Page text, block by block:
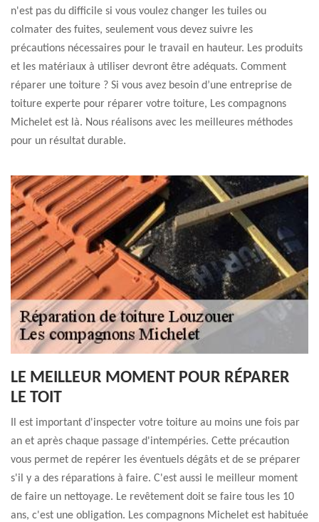
n'est pas du difficile si vous voulez changer les tuiles ou
colmater des fuites, seulement vous devez suivre les
précautions nécessaires pour le travail en hauteur. Les produits
et les matériaux à utiliser devront être adéquats. Comment
réparer une toiture ? Si vous avez besoin d’une entreprise de
toiture experte pour réparer votre toiture, Les compagnons
Michelet est là. Nous réalisons avec les meilleures méthodes
pour un résultat durable.
LE MEILLEUR MOMENT POUR RÉPARER
LE TOIT
Il est important d'inspecter votre toiture au moins une fois par
an et après chaque passage d'intempéries. Cette précaution
vous permet de repérer les éventuels dégâts et de se préparer
s'il y a des réparations à faire. C'est aussi le meilleur moment
de faire un nettoyage. Le revêtement doit se faire tous les 10
ans, c'est une obligation. Les compagnons Michelet est habituée